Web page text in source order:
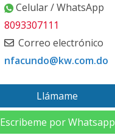
Celular / WhatsApp
8093307111
Correo electrónico
nfacundo@kw.com.do
Llámame
Escribeme por Whatsapp